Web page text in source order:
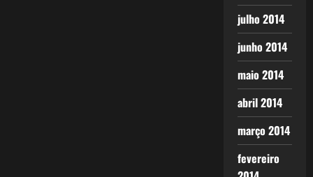
julho 2014
junho 2014
maio 2014
abril 2014
março 2014
fevereiro